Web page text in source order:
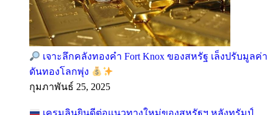
เจาะลึกคลังทองคำ Fort Knox ของสหรัฐ เล็งปรับมูลค่า
ดันทองโลกพุ่ง
กุมภาพันธ์ 25, 2025
เครมลินยินดีต่อแนวทางใหม่ของสหรัฐฯ หลังทรัมป์